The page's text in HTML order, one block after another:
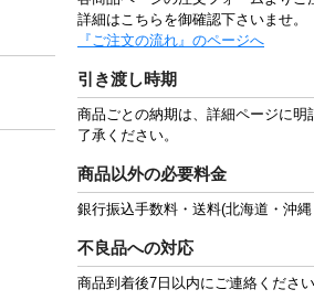
詳細はこちらを御確認下さいませ。
『ご注文の流れ』のページへ
引き渡し時期
商品ごとの納期は、詳細ページに
了承ください。
商品以外の必要料金
銀行振込手数料・送料(北海道・沖
不良品への対応
商品到着後7日以内にご連絡ください